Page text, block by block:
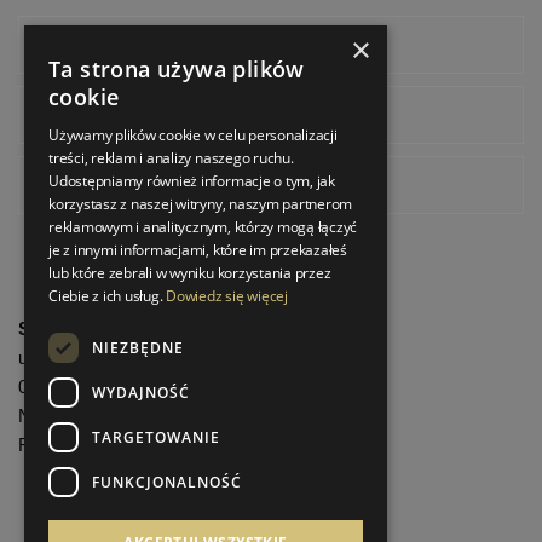
Pinterest
StrefaLuksusu.pl
ul. Bartycka 24/26 Pawilon 227
00-716 Warszawa
NIP: 8251972213
REGON: 06035139
Menu informacyjne
×
Ta strona używa plików
cookie
Używamy plików cookie w celu personalizacji
treści, reklam i analizy naszego ruchu.
Udostępniamy również informacje o tym, jak
korzystasz z naszej witryny, naszym partnerom
reklamowym i analitycznym, którzy mogą łączyć
je z innymi informacjami, które im przekazałeś
lub które zebrali w wyniku korzystania przez
Ciebie z ich usług.Dowiedz się więcej
NIEZBĘDNE
WYDAJNOŚĆ
TARGETOWANIE
FUNKCJONALNOŚĆ